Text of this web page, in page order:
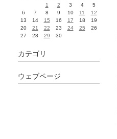
1
2 3 4
5
6
7 8 9 10 11
12
13
14 15 16 17 18
19
20
21 22 23 24 25
26
27
28 29 30
カテゴリ
ウェブページ